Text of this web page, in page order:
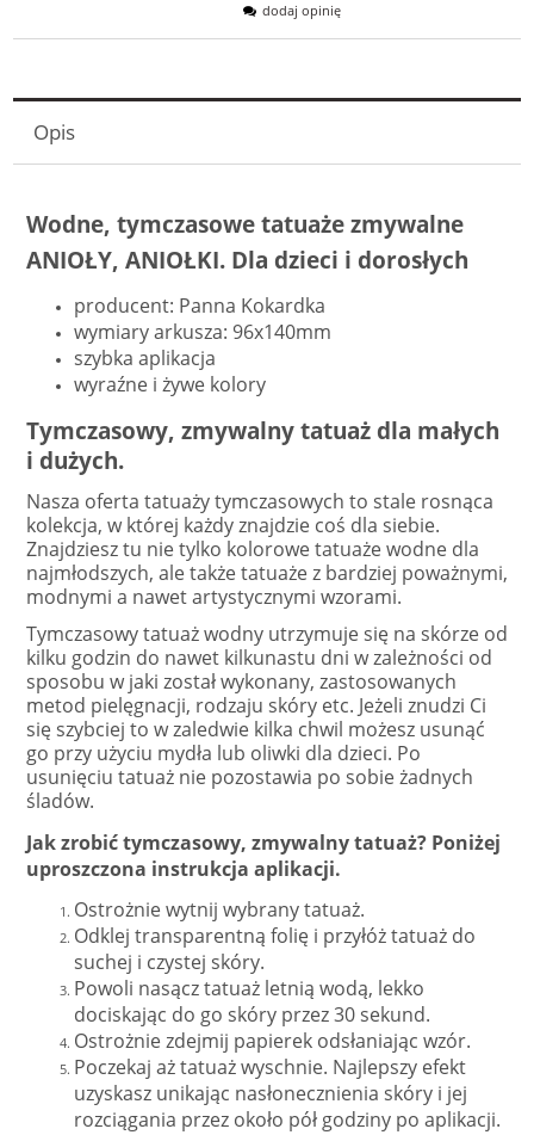
dodaj opinię
Opis
Wodne, tymczasowe tatuaże zmywalne
ANIOŁY, ANIOŁKI. Dla dzieci i dorosłych
producent: Panna Kokardka
wymiary arkusza: 96x140mm
szybka aplikacja
wyraźne i żywe kolory
Tymczasowy, zmywalny tatuaż dla małych
i dużych.
Nasza oferta tatuaży tymczasowych to stale rosnąca
kolekcja, w której każdy znajdzie coś dla siebie.
Znajdziesz tu nie tylko kolorowe tatuaże wodne dla
najmłodszych, ale także tatuaże z bardziej poważnymi,
modnymi a nawet artystycznymi wzorami.
Tymczasowy tatuaż wodny utrzymuje się na skórze od
kilku godzin do nawet kilkunastu dni w zależności od
sposobu w jaki został wykonany, zastosowanych
metod pielęgnacji, rodzaju skóry etc. Jeżeli znudzi Ci
się szybciej to w zaledwie kilka chwil możesz usunąć
go przy użyciu mydła lub oliwki dla dzieci. Po
usunięciu tatuaż nie pozostawia po sobie żadnych
śladów.
Jak zrobić tymczasowy, zmywalny tatuaż? Poniżej
uproszczona instrukcja aplikacji.
Ostrożnie wytnij wybrany tatuaż.
Odklej transparentną folię i przyłóż tatuaż do
suchej i czystej skóry.
Powoli nasącz tatuaż letnią wodą, lekko
dociskając do go skóry przez 30 sekund.
Ostrożnie zdejmij papierek odsłaniając wzór.
Poczekaj aż tatuaż wyschnie. Najlepszy efekt
uzyskasz unikając nasłonecznienia skóry i jej
rozciągania przez około pół godziny po aplikacji.